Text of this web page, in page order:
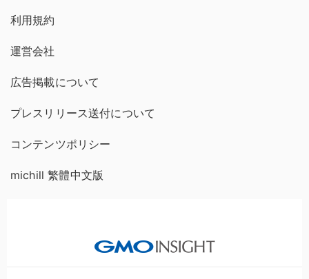
利用規約
運営会社
広告掲載について
プレスリリース送付について
コンテンツポリシー
michill 繁體中文版